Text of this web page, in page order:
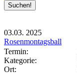
03.03. 2025
Rosenmontagsball
Termin:
Kategorie:
Ort: